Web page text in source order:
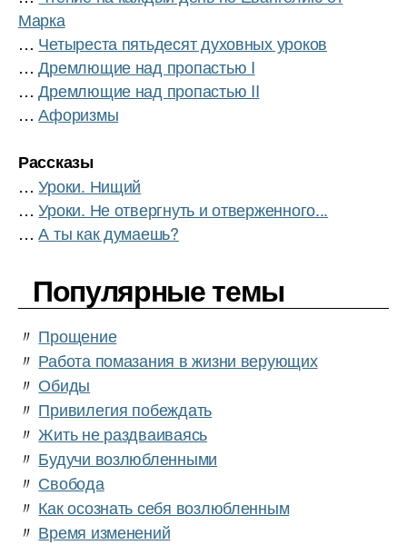
Марка
… Четыреста пятьдесят духовных уроков
…Дремлющие над пропастью I
…Дремлющие над пропастью II
…Афоризмы
Рассказы
…Уроки. Нищий
…Уроки. Не отвергнуть и отверженного...
…А ты как думаешь?
Популярные темы
〃 Прощение
〃 Работа помазания в жизни верующих
〃 Обиды
〃 Привилегия побеждать
〃Жить не раздваиваясь
〃 Будучи возлюбленными
〃 Свобода
〃 Как осознать себя возлюбленным
〃 Время изменений